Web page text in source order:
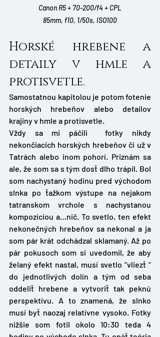
Canon R5 + 70-200/f4 + CPL
85mm, f10, 1/50s, ISO100
Horské hrebene a
detaily v hmle a
protisvetle.
Samostatnou kapitolou je potom fotenie
horských hrebeňov alebo detailov
krajiny v hmle a protisvetle.
Vždy sa mi páčili  fotky nikdy
nekončiacich horských hrebeňov či už v
Tatrách alebo inom pohorí. Priznám sa
ale, že som sa s tým dosť dlho trápil. Bol
som nachystaný hodinu pred východom
slnka po ťažkom výstupe na nejakom
tatranskom vrchole s nachystanou
kompozíciou a…nič. To svetlo, ten efekt
nekonečných hrebeňov sa nekonal a ja
som pár krát odchádzal sklamaný. Až po
pár pokusoch som si uvedomil, že aby
želaný efekt nastal, musí svetlo “vliezť “
do jednotlivých dolín a tým od seba
oddeliť hrebene a vytvoriť tak peknú
perspektívu. A to znamená, že slnko
musí byť naozaj relatívne vysoko. Fotky
nižšie som fotil okolo 10:30 teda 4